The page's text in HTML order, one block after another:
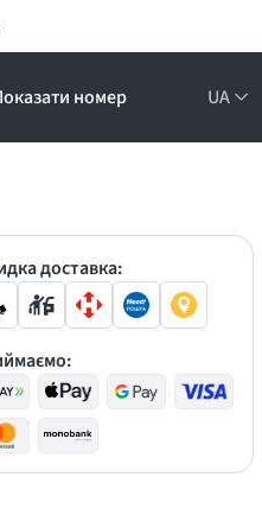
номер UA
до -30%
доставка: